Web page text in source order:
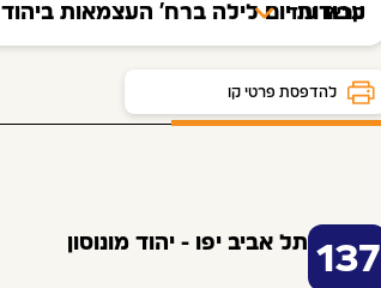
עבודות יום לילה ברח' העצמאות ביהוד
קראו עוד
להדפסת פרטי קו
לוח זמנים ותחנות
137 תל אביב יפו - יהוד מונוסון